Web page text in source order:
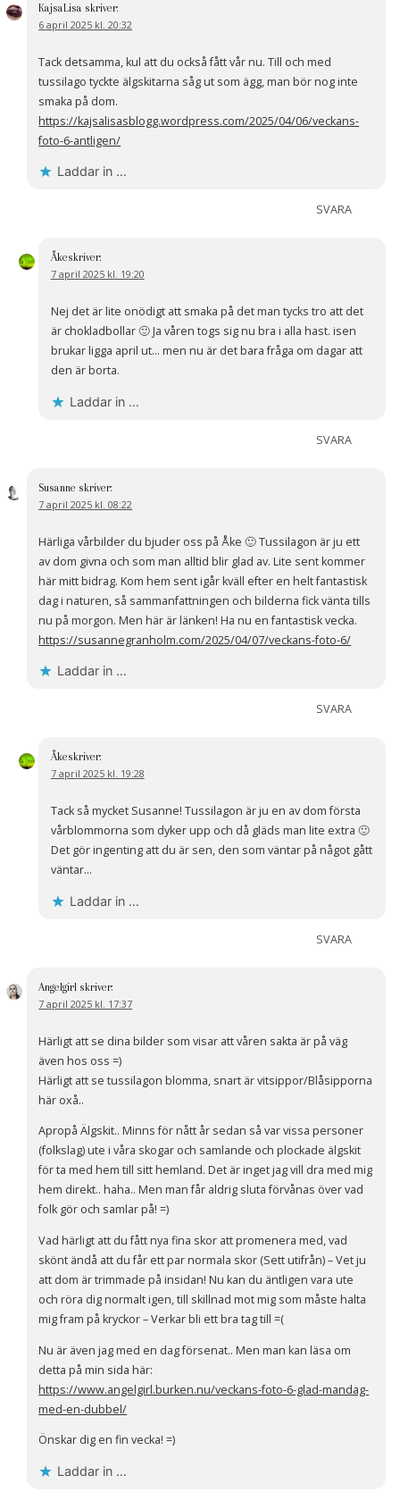
KajsaLisa skriver:
6 april 2025 kl. 20:32
Tack detsamma, kul att du också fått vår nu. Till och med
tussilago tyckte älgskitarna såg ut som ägg, man bör nog inte
smaka på dom.
https://kajsalisasblogg.wordpress.com/2025/04/06/veckans-
foto-6-antligen/
Laddar in …
SVARA
Åkeskriver:
7 april 2025 kl. 19:20
Nej det är lite onödigt att smaka på det man tycks tro att det
är chokladbollar 🙂 Ja våren togs sig nu bra i alla hast. isen
brukar ligga april ut… men nu är det bara fråga om dagar att
den är borta.
Laddar in …
SVARA
Susanne skriver:
7 april 2025 kl. 08:22
Härliga vårbilder du bjuder oss på Åke 🙂 Tussilagon är ju ett
av dom givna och som man alltid blir glad av. Lite sent kommer
här mitt bidrag. Kom hem sent igår kväll efter en helt fantastisk
dag i naturen, så sammanfattningen och bilderna fick vänta tills
nu på morgon. Men här är länken! Ha nu en fantastisk vecka.
https://susannegranholm.com/2025/04/07/veckans-foto-6/
Laddar in …
SVARA
Åkeskriver:
7 april 2025 kl. 19:28
Tack så mycket Susanne! Tussilagon är ju en av dom första
vårblommorna som dyker upp och då gläds man lite extra 🙂
Det gör ingenting att du är sen, den som väntar på något gått
väntar…
Laddar in …
SVARA
Angelgirl skriver:
7 april 2025 kl. 17:37
Härligt att se dina bilder som visar att våren sakta är på väg
även hos oss =)
Härligt att se tussilagon blomma, snart är vitsippor/Blåsipporna
här oxå..
Apropå Älgskit.. Minns för nått år sedan så var vissa personer
(folkslag) ute i våra skogar och samlande och plockade älgskit
för ta med hem till sitt hemland. Det är inget jag vill dra med mig
hem direkt.. haha.. Men man får aldrig sluta förvånas över vad
folk gör och samlar på! =)
Vad härligt att du fått nya fina skor att promenera med, vad
skönt ändå att du får ett par normala skor (Sett utifrån) – Vet ju
att dom är trimmade på insidan! Nu kan du äntligen vara ute
och röra dig normalt igen, till skillnad mot mig som måste halta
mig fram på kryckor – Verkar bli ett bra tag till =(
Nu är även jag med en dag försenat.. Men man kan läsa om
detta på min sida här:
https://www.angelgirl.burken.nu/veckans-foto-6-glad-mandag-
med-en-dubbel/
Önskar dig en fin vecka! =)
Laddar in …